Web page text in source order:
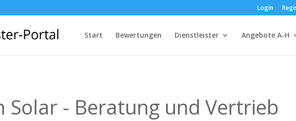
Login
Start Bewertungen Dienstleister Angebote A-H
Solar - Beratung und Vertrieb